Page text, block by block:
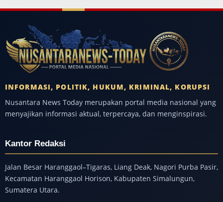
INFORMASI, POLITIK, HUKUM, KRIMINAL, KORUPSI
Nusantara News Today merupakan portal media nasional yang
menyajikan informasi aktual, terpercaya, dan menginspirasi.
Kantor Redaksi
Jalan Besar Haranggaol–Tigaras, Liang Deak, Nagori Purba Pasir,
Kecamatan Haranggaol Horison, Kabupaten Simalungun,
Sumatera Utara.